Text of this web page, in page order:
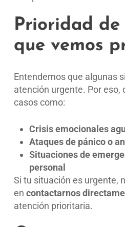
Prioridad de
que vemos
Entendemos que algunas
atención urgente. Por eso,
casos como:
Crisis emocionales
Ataques de pánico o
Situaciones de
personal
Si tu situación es urgente,
en contactarnos
atención prioritaria.